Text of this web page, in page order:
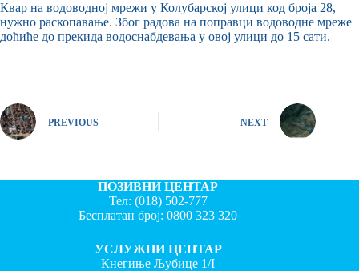
Квар на водоводној мрежи у Колубарској улици код броја 28,
нужно раскопавање. Због радова на поправци водоводне мреже
доћиће до прекида водоснабдевања у овој улици до 15 сати.
PREVIOUS NEXT
ПОЗИВНИ ЦЕНТАР
Тел: (018) 502-777
Бесплатан број:0800 323 320
УСЛУЖНИ ЦЕНТАР
Кнегиње Љубице 1/I